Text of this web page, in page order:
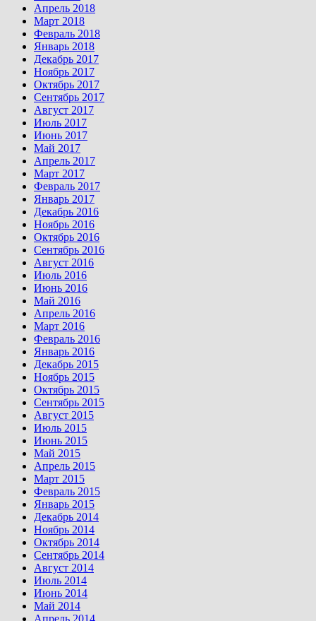
Апрель 2018
Март 2018
Февраль 2018
Январь 2018
Декабрь 2017
Ноябрь 2017
Октябрь 2017
Сентябрь 2017
Август 2017
Июль 2017
Июнь 2017
Май 2017
Апрель 2017
Март 2017
Февраль 2017
Январь 2017
Декабрь 2016
Ноябрь 2016
Октябрь 2016
Сентябрь 2016
Август 2016
Июль 2016
Июнь 2016
Май 2016
Апрель 2016
Март 2016
Февраль 2016
Январь 2016
Декабрь 2015
Ноябрь 2015
Октябрь 2015
Сентябрь 2015
Август 2015
Июль 2015
Июнь 2015
Май 2015
Апрель 2015
Март 2015
Февраль 2015
Январь 2015
Декабрь 2014
Ноябрь 2014
Октябрь 2014
Сентябрь 2014
Август 2014
Июль 2014
Июнь 2014
Май 2014